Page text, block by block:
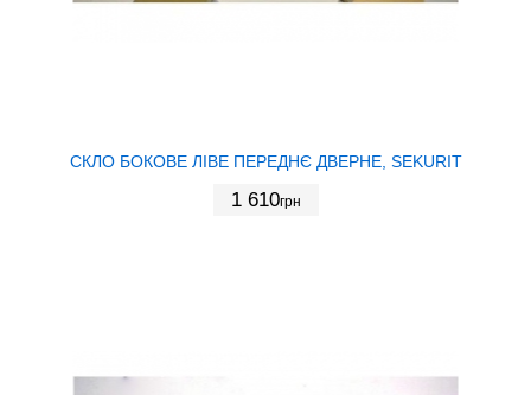
СКЛО БОКОВЕ ЛІВЕ ПЕРЕДНЄ ДВЕРНЕ, SEKURIT
1 610грн